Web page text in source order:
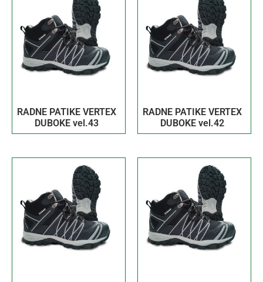
RADNE PATIKE VERTEX
DUBOKE vel.43
RADNE PATIKE VERTEX
DUBOKE vel.42